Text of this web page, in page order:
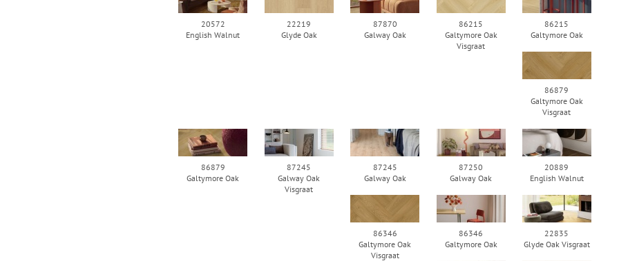
20572
English Walnut
22219
Glyde Oak
87870
Galway Oak
86215
Galtymore Oak
Visgraat
86215
Galtymore Oak
86879
Galtymore Oak
Visgraat
86879
Galtymore Oak
87245
Galway Oak
Visgraat
87245
Galway Oak
87250
Galway Oak
20889
English Walnut
86346
Galtymore Oak
Visgraat
86346
Galtymore Oak
22835
Glyde Oak Visgraat